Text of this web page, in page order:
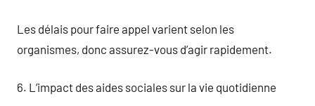
Les délais pour faire appel varient selon les
organismes, donc assurez-vous d’agir rapidement.
6. L’impact des aides sociales sur la vie quotidienne